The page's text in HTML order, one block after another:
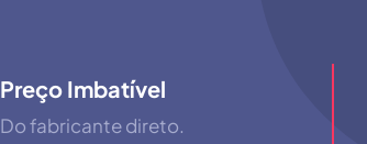
Preço Imbatível
Do fabricante direto.